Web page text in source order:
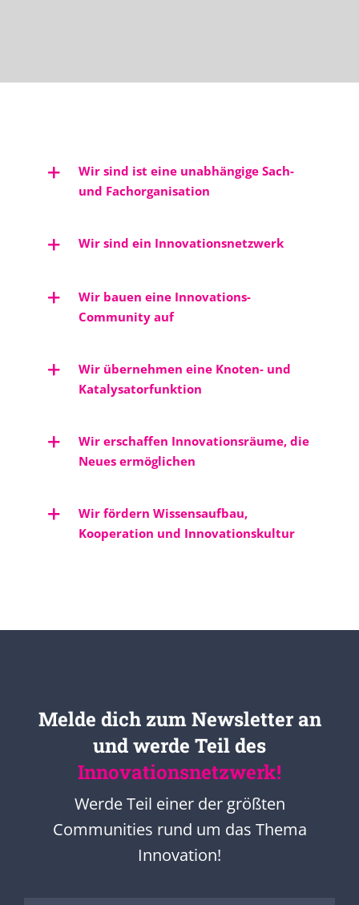
Wir sind ist eine unabhängige Sach-
und Fachorganisation
Wir sind ein Innovationsnetzwerk
Wir bauen eine Innovations-
Community auf
Wir übernehmen eine Knoten- und
Katalysatorfunktion
Wir erschaffen Innovationsräume, die
Neues ermöglichen
Wir fördern Wissensaufbau,
Kooperation und Innovationskultur
Melde dich zum Newsletter an
und werde Teil des
Innovationsnetzwerk!
Werde Teil einer der größten
Communities rund um das Thema
Innovation!